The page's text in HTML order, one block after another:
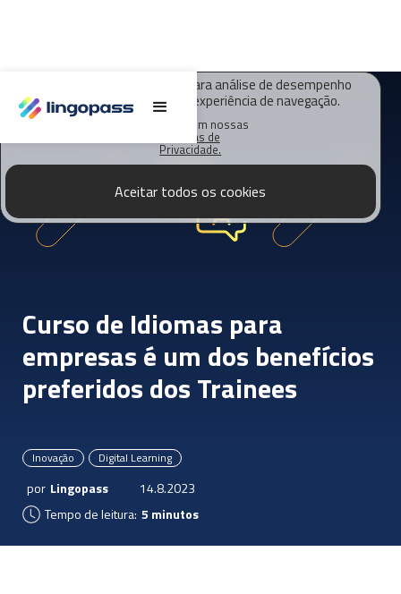
O Lingopass utiliza cookies para análise de desempenho
deste site e melhorar sua experiência de navegação.
Saiba mais em nossas
Políticas de
Privacidade.
Aceitar todos os cookies
Curso de Idiomas para
empresas é um dos benefícios
preferidos dos Trainees
Inovação Digital Learning
por Lingopass
14.8.2023
Tempo de leitura: 5 minutos